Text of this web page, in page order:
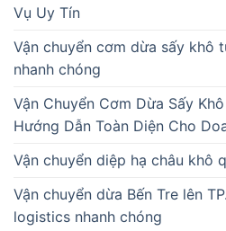
Vụ Uy Tín
Vận chuyển cơm dừa sấy khô
nhanh chóng
Vận Chuyển Cơm Dừa Sấy
Hướng Dẫn Toàn Diện Cho
Vận chuyển diệp hạ châu khô
Vận chuyển dừa Bến Tre lên
logistics nhanh chóng